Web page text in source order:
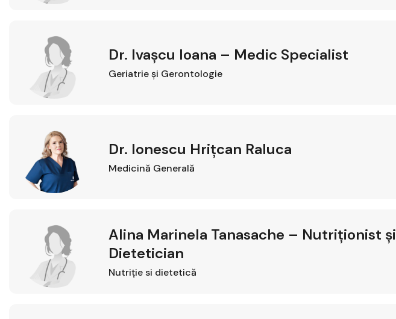
Dr. Ivașcu Ioana – Medic Specialist
Geriatrie şi Gerontologie
Dr. Ionescu Hrițcan Raluca
Medicină Generală
Alina Marinela Tanasache – Nutriționist și
Dietetician
Nutriție si dietetică